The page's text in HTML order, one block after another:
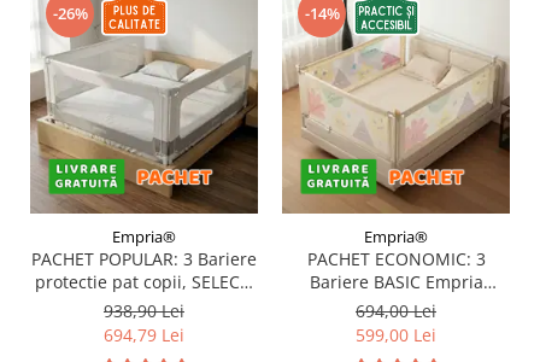
-26%
Empria®
PACHET POPULAR: 3 Bariere
protectie pat copii, SELECT,
160x200 cm
938,90 Lei
694,79 Lei
-14%
Empria®
PACHET ECONOMIC: 3
Bariere BASIC Empria
protectie pat 160X200 cm +
bara stabilizatoare
694,00 Lei
599,00 Lei